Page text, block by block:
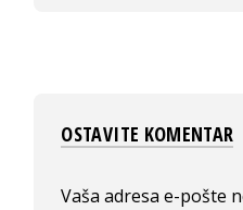
OSTAVITE KOMENTAR
Vaša adresa e-pošte